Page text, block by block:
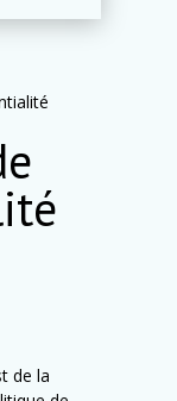
de la